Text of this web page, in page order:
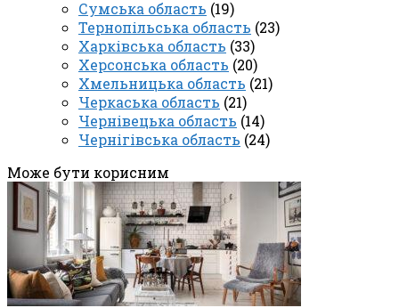
Сумська область (19)
Тернопільська область (23)
Харківська область (33)
Херсонська область (20)
Хмельницька область (21)
Черкаська область (21)
Чернівецька область (14)
Чернігівська область (24)
Може бути корисним